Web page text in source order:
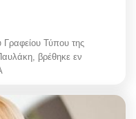
Γραφείου Τύπου της
βρέθηκε εν